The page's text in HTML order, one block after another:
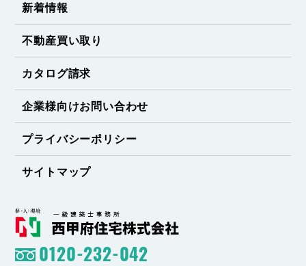
新着情報
不動産買い取り
カタログ請求
企業様向けお問い合わせ
プライバシーポリシー
サイトマップ
0120-232-042